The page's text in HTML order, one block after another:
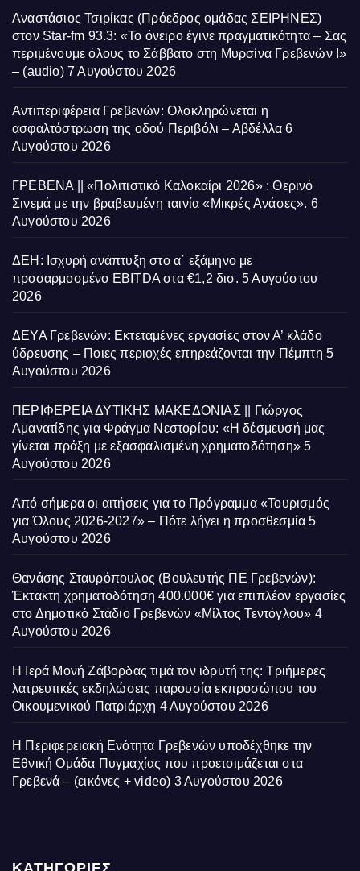
Αναστάσιος Τσιρίκας (Πρόεδρος ομάδας ΣΕΙΡΗΝΕΣ)
στον Star-fm 93.3: «Το όνειρο έγινε πραγματικότητα – Σας
περιμένουμε όλους το Σάββατο στη Μυρσίνα Γρεβενών !»
– (audio) 7 Αυγούστου 2026
Αντιπεριφέρεια Γρεβενών: Ολοκληρώνεται η
ασφαλτόστρωση της οδού Περιβόλι – Αβδέλλα 6
Αυγούστου 2026
ΓΡΕΒΕΝΑ || «Πολιτιστικό Καλοκαίρι 2026» : Θερινό
Σινεμά με την βραβευμένη ταινία «Μικρές Ανάσες». 6
Αυγούστου 2026
ΔΕΗ: Ισχυρή ανάπτυξη στο α΄ εξάμηνο με
προσαρμοσμένο EBITDA στα €1,2 δισ. 5 Αυγούστου
2026
ΔΕΥΑ Γρεβενών: Εκτεταμένες εργασίες στον Α’ κλάδο
ύδρευσης – Ποιες περιοχές επηρεάζονται την Πέμπτη 5
Αυγούστου 2026
ΠΕΡΙΦΕΡΕΙΑ ΔΥΤΙΚΗΣ ΜΑΚΕΔΟΝΙΑΣ || Γιώργος
Αμανατίδης για Φράγμα Νεστορίου: «Η δέσμευσή μας
γίνεται πράξη με εξασφαλισμένη χρηματοδότηση» 5
Αυγούστου 2026
Από σήμερα οι αιτήσεις για το Πρόγραμμα «Τουρισμός
για Όλους 2026-2027» – Πότε λήγει η προσθεσμία 5
Αυγούστου 2026
Θανάσης Σταυρόπουλος (Βουλευτής ΠΕ Γρεβενών):
Έκτακτη χρηματοδότηση 400.000€ για επιπλέον εργασίες
στο Δημοτικό Στάδιο Γρεβενών «Μίλτος Τεντόγλου» 4
Αυγούστου 2026
Η Ιερά Μονή Ζάβορδας τιμά τον ιδρυτή της: Τριήμερες
λατρευτικές εκδηλώσεις παρουσία εκπροσώπου του
Οικουμενικού Πατριάρχη 4 Αυγούστου 2026
Η Περιφερειακή Ενότητα Γρεβενών υποδέχθηκε την
Εθνική Ομάδα Πυγμαχίας που προετοιμάζεται στα
Γρεβενά – (εικόνες + video) 3 Αυγούστου 2026